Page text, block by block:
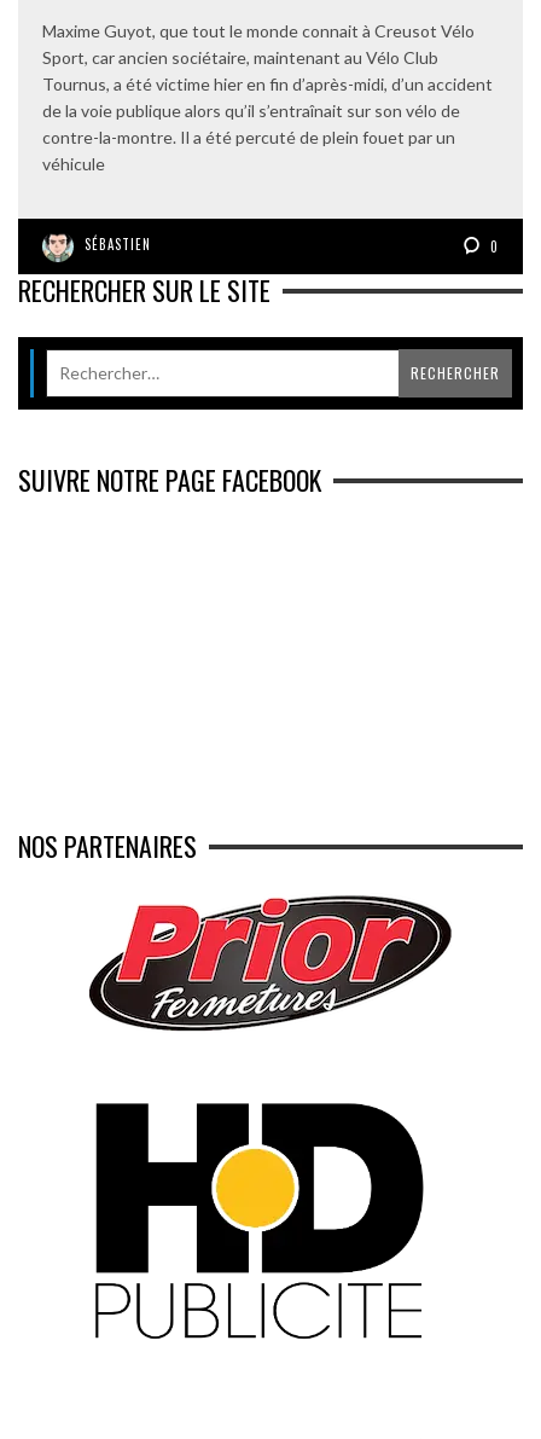
Maxime Guyot, que tout le monde connait à Creusot Vélo
Sport, car ancien sociétaire, maintenant au Vélo Club
Tournus, a été victime hier en fin d’après-midi, d’un accident
de la voie publique alors qu’il s’entraînait sur son vélo de
contre-la-montre. Il a été percuté de plein fouet par un
véhicule
SÉBASTIEN 0
RECHERCHER SUR LE SITE
SUIVRE NOTRE PAGE FACEBOOK
NOS PARTENAIRES